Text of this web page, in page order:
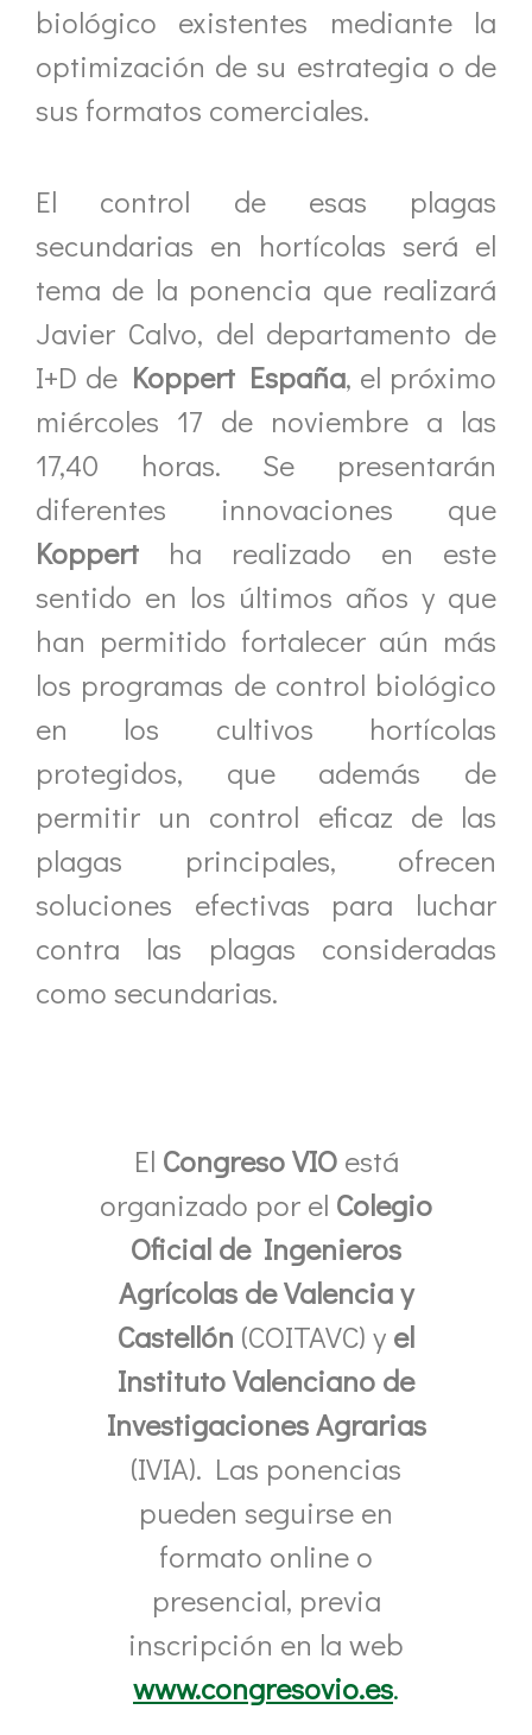
biológico existentes mediante la
optimización de su estrategia o de
sus formatos comerciales.
El control de esas plagas
secundarias en hortícolas será el
tema de la ponencia que realizará
Javier Calvo, del departamento de
I+D de Koppert España, el próximo
miércoles 17 de noviembre a las
17,40 horas. Se presentarán
diferentes innovaciones que
Koppert ha realizado en este
sentido en los últimos años y que
han permitido fortalecer aún más
los programas de control biológico
en los cultivos hortícolas
protegidos, que además de
permitir un control eficaz de las
plagas principales, ofrecen
soluciones efectivas para luchar
contra las plagas consideradas
como secundarias.
El Congreso VIOestá
organizado por el Colegio
Oficial de Ingenieros
Agrícolas de Valencia y
Castellón (COITAVC) y el
Instituto Valenciano de
Investigaciones Agrarias
(IVIA). Las ponencias
pueden seguirse en
formato online o
presencial, previa
inscripción en la web
www.congresovio.es.